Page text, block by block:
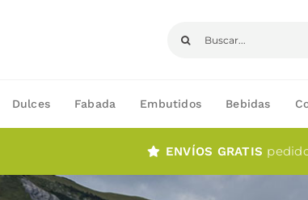
Dulces Fabada Embutidos Bebidas
ENVÍOS GRATIS